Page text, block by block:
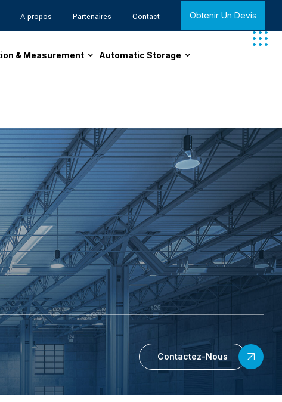
A propos Partenaires Contact Obtenir Un Devis
& Measurement Automatic Storage
Contactez-Nous